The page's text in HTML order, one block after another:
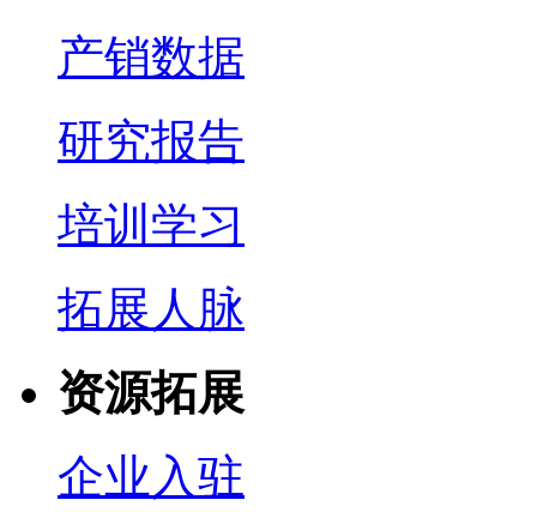
产销数据
研究报告
培训学习
拓展人脉
资源拓展
企业入驻